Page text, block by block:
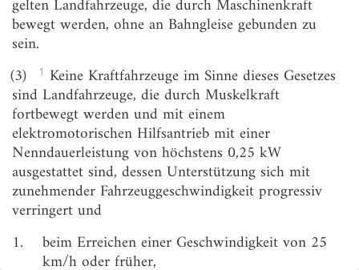
Fahrfunktion; Widerspruch und Anfechtungsklage
§ 1f
§ 1g
Datenverarbeitung
§ 1h
Nachträgliche Aktivierung von automatisierten und
autonomen Fahrfunktionen
§ 1i
Erprobung von automatisierten und autonomen
Fahrfunktionen
§ 1j
Verordnungsermächtigung
§ 1k
Ausnahmen
gelten Landfahrzeuge, die durch Maschinenkraft
bewegt werden, ohne an Bahngleise gebunden zu
sein.
(3)
1 Keine Kraftfahrzeuge im Sinne dieses Gesetzes
sind Landfahrzeuge, die durch Muskelkraft
fortbewegt werden und mit einem
elektromotorischen Hilfsantrieb mit einer
Nenndauerleistung von höchstens 0,25 kW
ausgestattet sind, dessen Unterstützung sich mit
zunehmender Fahrzeuggeschwindigkeit progressiv
verringert und
1.
beim Erreichen einer Geschwindigkeit von 25
km/h oder früher,